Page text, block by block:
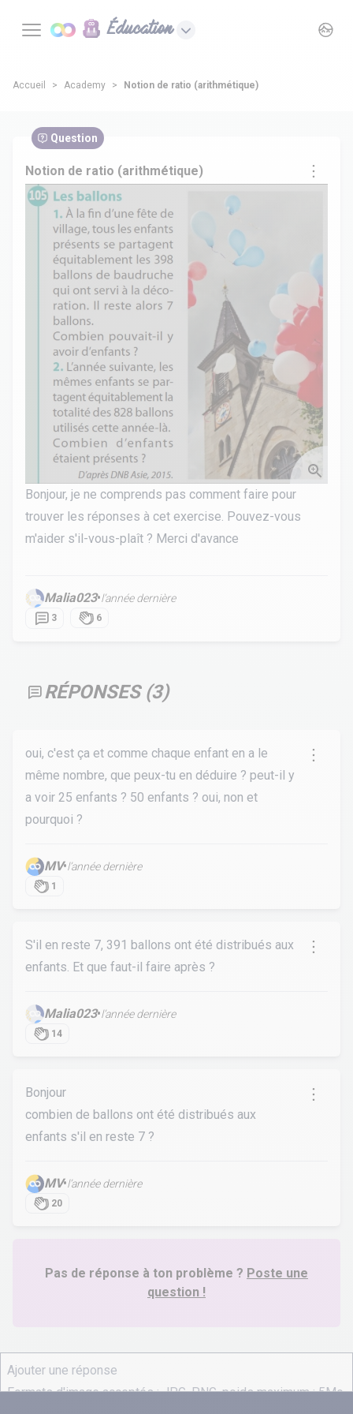
Éducation
Accueil Academy Notion de ratio (arithmétique)
Question
Notion de ratio (arithmétique)
Bonjour, je ne comprends pas comment faire pour
trouver les réponses à cet exercise. Pouvez-vous
m'aider s'il-vous-plaît ? Merci d'avance
Malia023•l’année dernière
3 6
RÉPONSES (3)
oui, c'est ça et comme chaque enfant en a le
même nombre, que peux-tu en déduire ? peut-il y
a voir 25 enfants ? 50 enfants ? oui, non et
pourquoi ?
MV•l’année dernière
1
S'il en reste 7, 391 ballons ont été distribués aux
enfants. Et que faut-il faire après ?
Malia023•l’année dernière
14
Bonjour
combien de ballons ont été distribués aux
enfants s'il en reste 7 ?
MV•l’année dernière
20
Pas de réponse à ton problème ? Poste une
question !